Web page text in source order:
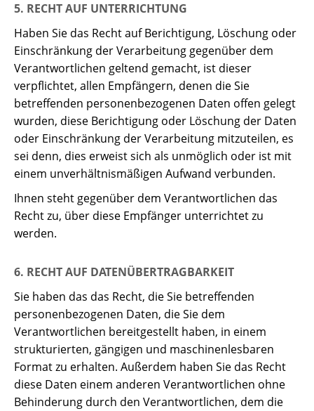
5. RECHT AUF UNTERRICHTUNG
Haben Sie das Recht auf Berichtigung, Löschung oder
Einschränkung der Verarbeitung gegenüber dem
Verantwortlichen geltend gemacht, ist dieser
verpflichtet, allen Empfängern, denen die Sie
betreffenden personenbezogenen Daten offen gelegt
wurden, diese Berichtigung oder Löschung der Daten
oder Einschränkung der Verarbeitung mitzuteilen, es
sei denn, dies erweist sich als unmöglich oder ist mit
einem unverhältnismäßigen Aufwand verbunden.
Ihnen steht gegenüber dem Verantwortlichen das
Recht zu, über diese Empfänger unterrichtet zu
werden.
6. RECHT AUF DATENÜBERTRAGBARKEIT
Sie haben das das Recht, die Sie betreffenden
personenbezogenen Daten, die Sie dem
Verantwortlichen bereitgestellt haben, in einem
strukturierten, gängigen und maschinenlesbaren
Format zu erhalten. Außerdem haben Sie das Recht
diese Daten einem anderen Verantwortlichen ohne
Behinderung durch den Verantwortlichen, dem die